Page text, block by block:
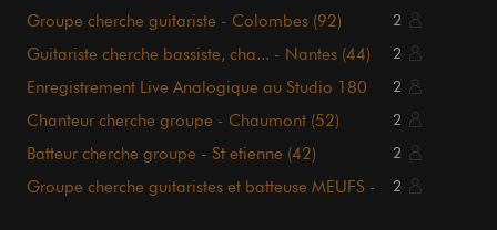
Groupe cherche guitariste - Colombes (92) 2
Guitariste cherche bassiste, cha... - Nantes (44) 2
Enregistrement Live Analogique au Studio 180 2
Chanteur cherche groupe - Chaumont (52) 2
Batteur cherche groupe - St etienne (42) 2
Groupe cherche guitaristes et batteuse MEUFS -
2